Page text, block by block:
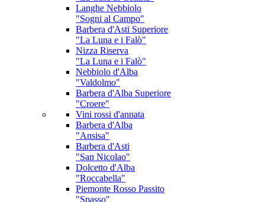
Langhe Nebbiolo
"Sogni al Campo"
Barbera d'Asti Superiore
"La Luna e i Falò"
Nizza Riserva
"La Luna e i Falò"
Nebbiolo d'Alba
"Valdolmo"
Barbera d'Alba Superiore
"Croere"
Vini rossi d'annata
Barbera d'Alba
"Ansisa"
Barbera d'Asti
"San Nicolao"
Dolcetto d'Alba
"Roccabella"
Piemonte Rosso Passito
"Spasso"